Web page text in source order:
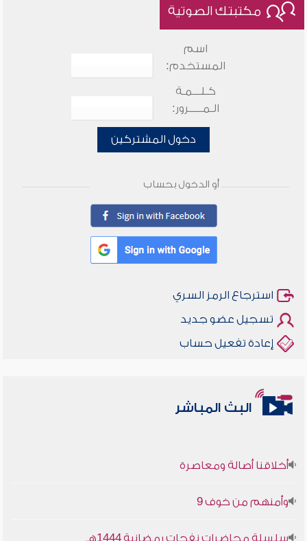
مكتبتك الصوتية
اسم
المستخدم:
كـلـــمـة
الـمـــــرور:
دخول المشتركين
أو الدخول بحساب
استرجاع الرمز السري
تسجيل عضو جديد
إعادة تفعيل حساب
البث المباشر
أخلاقنا أصالة ومعاصرة
وأمنهم من خوف 9
سلسلة محاضرات نفحات رمضانية 1444هـ